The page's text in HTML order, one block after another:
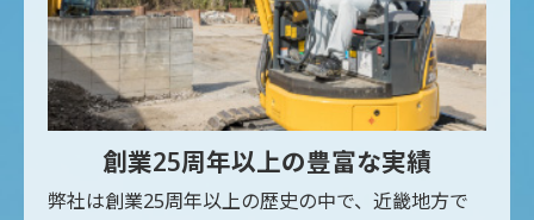
創業25周年以上の豊富な実績
弊社は創業25周年以上の歴史の中で、近畿地方で